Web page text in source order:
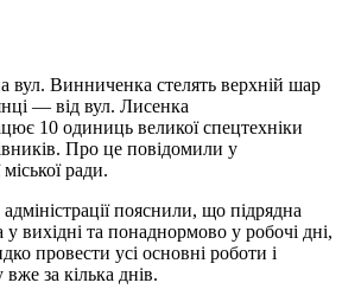
вул. Винниченка стелять верхній шар
— від вул. Лисенка
10 одиниць великої спецтехніки
Про це повідомили у
ради.
пояснили, що підрядна
у вихідні та понаднормово у робочі дні,
провести усі основні роботи і
вже за кілька днів.